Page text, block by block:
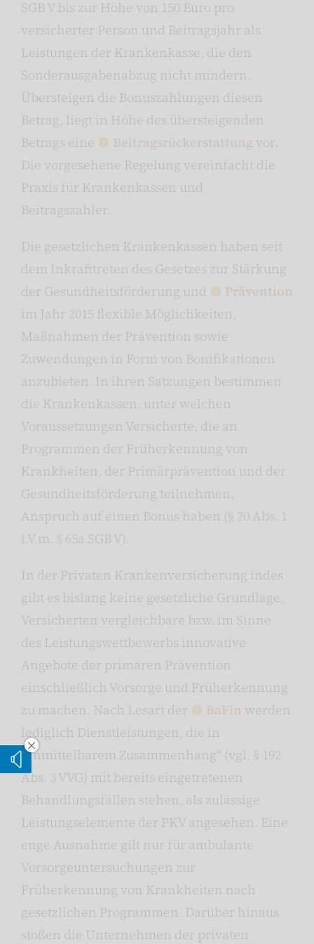
SGB V bis zur Höhe von 150 Euro pro
versicherter Person und Beitragsjahr als
Leistungen der Krankenkasse, die den
Sonderausgabenabzug nicht mindern.
Übersteigen die Bonuszahlungen diesen
Betrag, liegt in Höhe des übersteigenden
Betrags eine
Beitragsrückerstattung vor.
Die vorgesehene Regelung vereinfacht die
Praxis für Krankenkassen und
Beitragszahler.
Die gesetzlichen Krankenkassen haben seit
dem Inkrafttreten des Gesetzes zur Stärkung
der Gesundheitsförderung und
Prävention
im Jahr 2015 flexible Möglichkeiten,
Maßnahmen der Prävention sowie
Zuwendungen in Form von Bonifikationen
anzubieten. In ihren Satzungen bestimmen
die Krankenkassen, unter welchen
Voraussetzungen Versicherte, die an
Programmen der Früherkennung von
Krankheiten, der Primärprävention und der
Gesundheitsförderung teilnehmen,
Anspruch auf einen Bonus haben (§ 20 Abs. 1
i.V.m. § 65a SGB V).
In der Privaten Krankenversicherung indes
gibt es bislang keine gesetzliche Grundlage,
Versicherten vergleichbare bzw. im Sinne
des Leistungswettbewerbs innovative
Angebote der primären Prävention
einschließlich Vorsorge und Früherkennung
zu machen. Nach Lesart der
BaFin werden
lediglich Dienstleistungen, die in
„unmittelbarem Zusammenhang“ (vgl. § 192
Abs. 3 VVG) mit bereits eingetretenen
Behandlungsfällen stehen, als zulässige
Leistungselemente der PKV angesehen. Eine
enge Ausnahme gilt nur für ambulante
Vorsorgeuntersuchungen zur
Früherkennung von Krankheiten nach
gesetzlichen Programmen. Darüber hinaus
stoßen die Unternehmen der privaten
Vorleseoption verstecken
Vorlesen